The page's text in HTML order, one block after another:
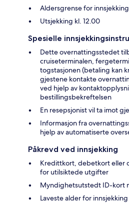
Aldersgrense for
Utsjekking kl. 12.00
Spesielle
Dette overnattingsstedet
cruiseterminalen,
togstasjonen (betaling kan
gjestene kontakte
ved hjelp av
bestillingsbekreftelsen
En resepsjonist vil ta imot
Informasjon fra
hjelp av automatiserte
Påkrevd ved innsjekking
Kredittkort, debetkort eller
for utilsiktede utgifter
Myndighetsutstedt ID-kort
Laveste alder for innsjekking